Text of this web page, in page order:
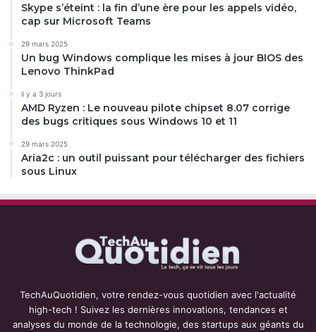
Skype s’éteint : la fin d’une ère pour les appels vidéo,
cap sur Microsoft Teams
29 mars 2025
Un bug Windows complique les mises à jour BIOS des
Lenovo ThinkPad
il y a 3 jours
AMD Ryzen : Le nouveau pilote chipset 8.07 corrige
des bugs critiques sous Windows 10 et 11
29 mars 2025
Aria2c : un outil puissant pour télécharger des fichiers
sous Linux
TechAuQuotidien, votre rendez-vous quotidien avec l'actualité
high-tech ! Suivez les dernières innovations, tendances et
analyses du monde de la technologie, des startups aux géants du